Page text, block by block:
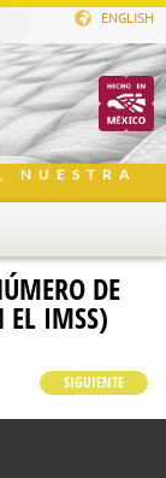
ENGLISH
NUESTRA
DE
EL IMSS)
SIGUIENTE